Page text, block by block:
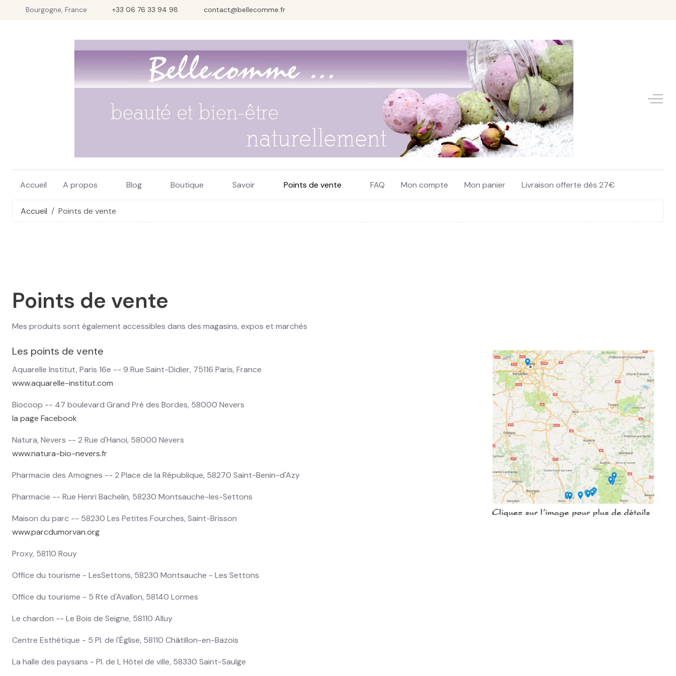
Bourgogne, France +33 06 76 33 94 98 contact@bellecomme.fr
Off-
Accueil A propos Blog Boutique Savoir Points de vente FAQ Mon compte Mon panier Livraison offerte dès 27€
Accueil Points de vente
Points de vente
Mes produits sont également accessibles dans des magasins, expos et marchés
Les points de vente
Aquarelle Institut, Paris 16e -- 9 Rue Saint-Didier, 75116 Paris, France
www.aquarelle-institut.com
Biocoop -- 47 boulevard Grand Pré des Bordes, 58000 Nevers
la page Facebook
Natura, Nevers -- 2 Rue d'Hanoi, 58000 Nevers
www.natura-bio-nevers.fr
Pharmacie des Amognes -- 2 Place de la République, 58270 Saint-Benin-d'Azy
Pharmacie -- Rue Henri Bachelin, 58230 Montsauche-les-Settons
Maison du parc -- 58230 Les Petites Fourches, Saint-Brisson
www.parcdumorvan.org
Proxy, 58110 Rouy
Office du tourisme - LesSettons, 58230 Montsauche - Les Settons
Office du tourisme - 5 Rte d'Avallon, 58140 Lormes
Le chardon -- Le Bois de Seigne, 58110 Alluy
Centre Esthétique - 5 Pl. de l'Église, 58110 Châtillon-en-Bazois
La halle des paysans - Pl. de L Hôtel de ville, 58330 Saint-Saulge